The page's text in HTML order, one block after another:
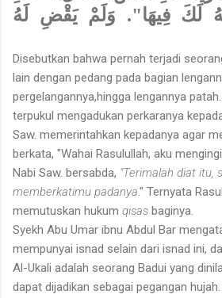
لَكَ فِيهَا". وَلَمْ يَقْضِ لَهُ
Disebutkan bahwa pernah terjadi
lain dengan pedang pada bagian
pergelangannya,hingga lengannya
terpukul mengadukan perkaranya
Saw. memerintahkan kepadanya agar
berkata, "Wahai Rasulullah, aku
Nabi Saw. bersabda, "Terimalah diat itu,
memberkatimu padanya." Ternyata
memutuskan hukum qisas baginya.
Syekh Abu Umar ibnu Abdul Bar
mempunyai isnad selain dari isnad ini,
Al-Ukali adalah seorang Badui yang
dapat dijadikan sebagai pegangan